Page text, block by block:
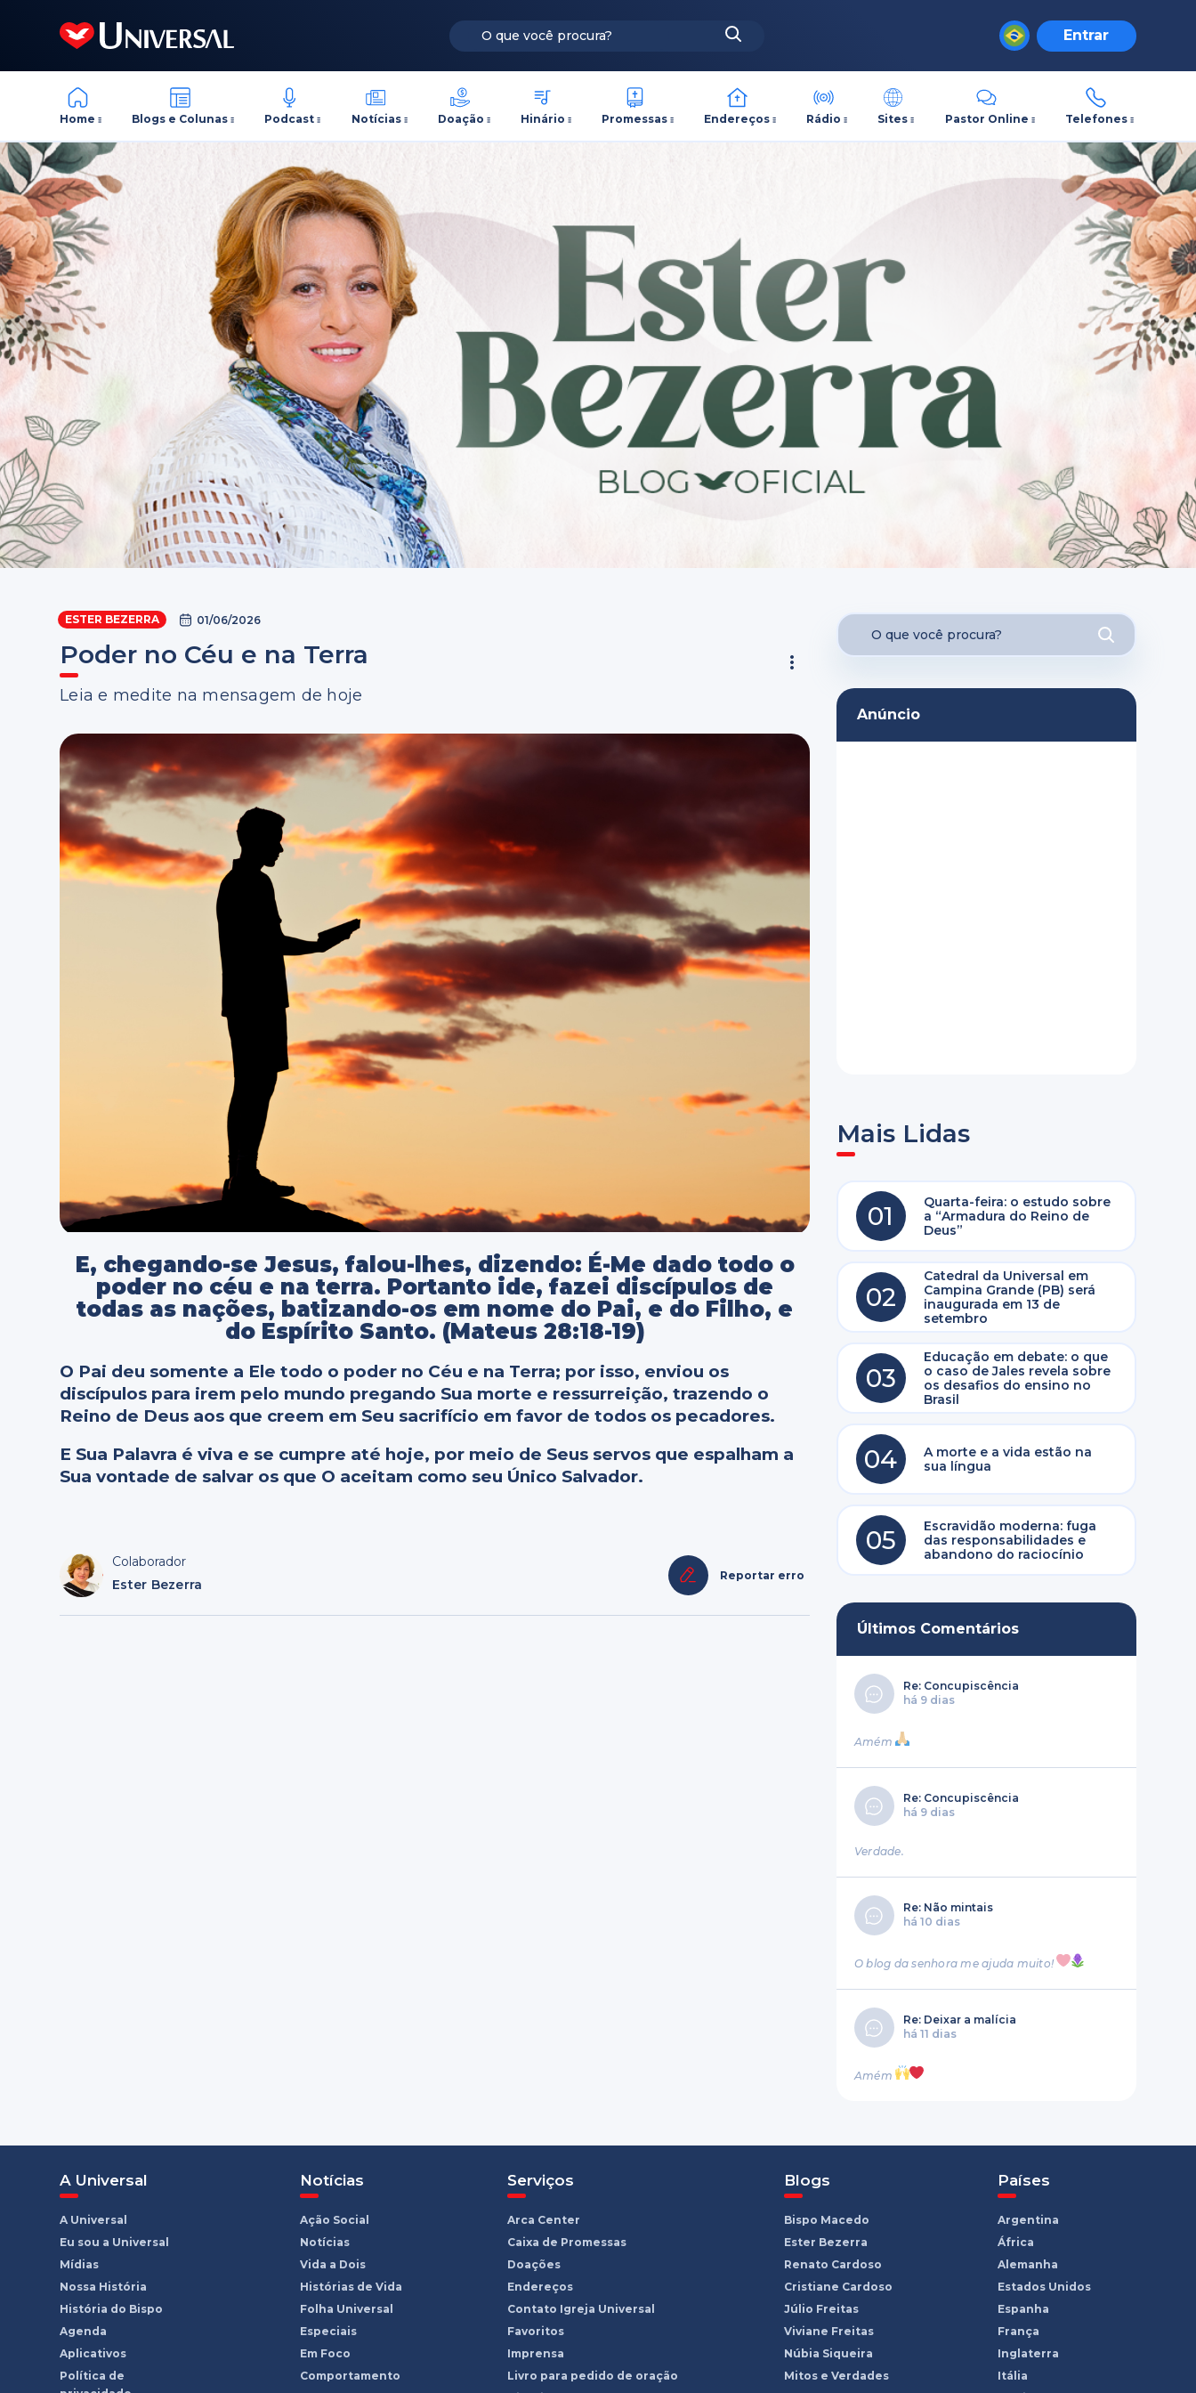
Entrar
Home Blogs e Colunas Podcast Notícias Doação Hinário Promessas Endereços Rádio Sites Pastor Online Telefones
ESTER BEZERRA 01/06/2026
Poder no Céu e na Terra
Leia e medite na mensagem de hoje
E, chegando-se Jesus, falou-lhes, dizendo: É-Me dado todo o
poder no céu e na terra. Portanto ide, fazei discípulos de
todas as nações, batizando-os em nome do Pai, e do Filho, e
do Espírito Santo. (Mateus 28:18-19)
O Pai deu somente a Ele todo o poder no Céu e na Terra; por isso, enviou os
discípulos para irem pelo mundo pregando Sua morte e ressurreição, trazendo o
Reino de Deus aos que creem em Seu sacrifício em favor de todos os pecadores.
E Sua Palavra é viva e se cumpre até hoje, por meio de Seus servos que espalham a
Sua vontade de salvar os que O aceitam como seu Único Salvador.
Colaborador
Ester Bezerra
Reportar erro
Anúncio
Mais Lidas
01
Quarta-feira: o estudo sobre
a “Armadura do Reino de
Deus”
02
Catedral da Universal em
Campina Grande (PB) será
inaugurada em 13 de
setembro
03
Educação em debate: o que
o caso de Jales revela sobre
os desafios do ensino no
Brasil
04
A morte e a vida estão na
sua língua
05
Escravidão moderna: fuga
das responsabilidades e
abandono do raciocínio
Últimos Comentários
Re: Concupiscência
há 9 dias
Amém
Re: Concupiscência
há 9 dias
Verdade.
Re: Não mintais
há 10 dias
O blog da senhora me ajuda muito!
Re: Deixar a malícia
há 11 dias
Amém
A Universal
A Universal
Eu sou a Universal
Mídias
Nossa História
História do Bispo
Agenda
Aplicativos
Política de
Notícias
Ação Social
Notícias
Vida a Dois
Histórias de Vida
Folha Universal
Especiais
Em Foco
Comportamento
Serviços
Arca Center
Caixa de Promessas
Doações
Endereços
Contato Igreja Universal
Favoritos
Imprensa
Livro para pedido de oração
Blogs
Bispo Macedo
Ester Bezerra
Renato Cardoso
Cristiane Cardoso
Júlio Freitas
Viviane Freitas
Núbia Siqueira
Mitos e Verdades
Países
Argentina
África
Alemanha
Estados Unidos
Espanha
França
Inglaterra
Itália